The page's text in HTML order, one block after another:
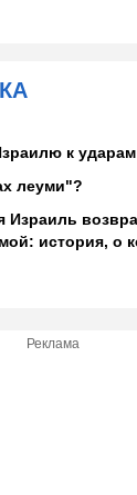
к
леуми"?
Израиль
история, о
Реклама